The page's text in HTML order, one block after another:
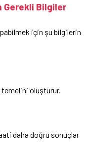
Gerekli Bilgiler
için şu bilgilerin
temelini oluşturur.
daha doğru sonuçlar